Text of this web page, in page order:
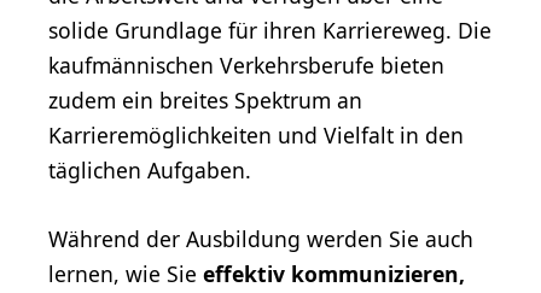
solide Grundlage für ihren Karriereweg. Die
kaufmännischen Verkehrsberufe bieten
zudem ein breites Spektrum an
Karrieremöglichkeiten und Vielfalt in den
täglichen Aufgaben.
Während der Ausbildung werden Sie auch
lernen, wie Sie effektiv kommunizieren,